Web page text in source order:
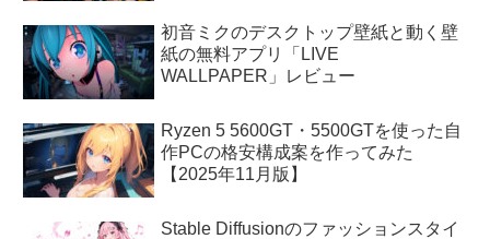
初音ミクのデスクトップ壁紙と動く壁
紙の無料アプリ「LIVE
WALLPAPER」レビュー
Ryzen 5 5600GT・5500GTを使った自
作PCの格安構成案を作ってみた
【2025年11月版】
Stable Diffusionのファッションスタイ